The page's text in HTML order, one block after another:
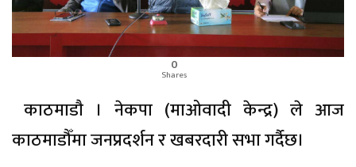
0
Shares
काठमाडाै । नेकपा (माओवादी केन्द्र) ले आज
काठमाडौँमा जनप्रदर्शन र खबरदारी सभा गर्दैछ।